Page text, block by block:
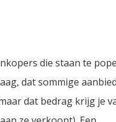
die staan te
dat sommige
dat bedrag krijg je